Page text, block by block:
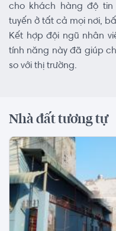
cho khách hàng độ
tuyến ở tất cả mọi nơi,
Kết hợp đội ngũ nhân
tính năng này đã giúp
so với thị trường.
Nhà đất tương tự